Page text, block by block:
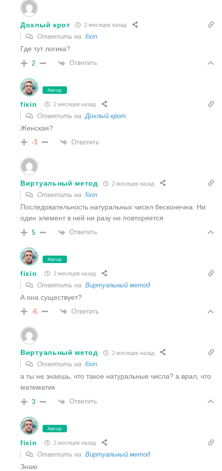
Дохлый крот 2 месяцев назад
Ответить на fixin
Где тут логика?
2 Ответить
Автор
fixin 2 месяцев назад
Ответить на Дохлый крот
Женская?
-3 Ответить
Виртуальный метод 2 месяцев назад
Ответить на fixin
Последовательность натуральных чисел бесконечна. Ни
один элемент в ней ни разу не повторяется
5 Ответить
Автор
fixin 2 месяцев назад
Ответить на Виртуальный метод
А она существует?
-6 Ответить
Виртуальный метод 2 месяцев назад
Ответить на fixin
а ты не знаешь, что такое натуральные числа? а врал, что
математик
3 Ответить
Автор
fixin 2 месяцев назад
Ответить на Виртуальный метод
Знаю